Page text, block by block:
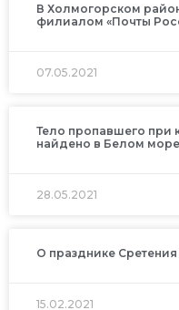
В Холмогорском
филиалом «Почты
07.05.2021
Тело пропавшего при
найдено в Белом
28.05.2021
О празднике
15.02.2021